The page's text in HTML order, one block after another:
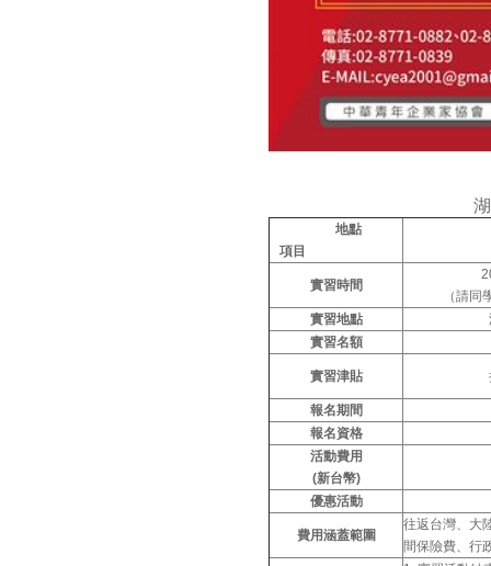
地點
項目
實習時間
（請同
實習地點
實習名額
實習津貼
報名期間
報名資格
活動費用
(新台幣)
優惠活動
費用涵蓋範圍
往返台灣、大
間保險費、行